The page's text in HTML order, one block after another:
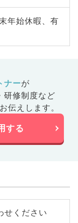
年始休暇、有
ナーが
研修制度など
伝えします。
する
せください